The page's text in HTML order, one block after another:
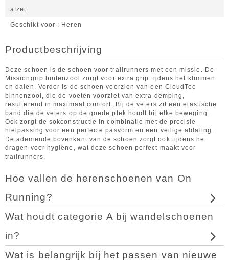
afzet
Geschikt voor Heren
Productbeschrijving
Deze schoen is de schoen voor trailrunners met een missie. De
Missiongrip buitenzool zorgt voor extra grip tijdens het klimmen
en dalen. Verder is de schoen voorzien van een CloudTec
binnenzool, die de voeten voorziet van extra demping,
resulterend in maximaal comfort. Bij de veters zit een elastische
band die de veters op de goede plek houdt bij elke beweging.
Ook zorgt de sokconstructie in combinatie met de precisie-
hielpassing voor een perfecte pasvorm en een veilige afdaling.
De ademende bovenkant van de schoen zorgt ook tijdens het
dragen voor hygiëne, wat deze schoen perfect maakt voor
trailrunners.
Hoe vallen de herenschoenen van On
Running?
Wat houdt categorie A bij wandelschoenen
in?
Wat is belangrijk bij het passen van nieuwe